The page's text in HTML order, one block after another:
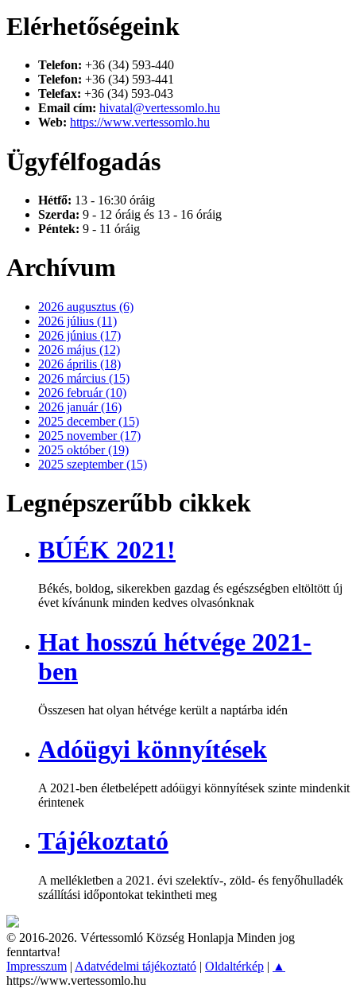
Elérhetőségeink
Telefon: +36 (34) 593-440
Telefon: +36 (34) 593-441
Telefax: +36 (34) 593-043
Email cím: hivatal@vertessomlo.hu
Web: https://www.vertessomlo.hu
Ügyfélfogadás
Hétfő: 13 - 16:30 óráig
Szerda: 9 - 12 óráig és 13 - 16 óráig
Péntek: 9 - 11 óráig
Archívum
2026 augusztus (6)
2026 július (11)
2026 június (17)
2026 május (12)
2026 április (18)
2026 március (15)
2026 február (10)
2026 január (16)
2025 december (15)
2025 november (17)
2025 október (19)
2025 szeptember (15)
Legnépszerűbb cikkek
BÚÉK 2021!
Békés, boldog, sikerekben gazdag és egészségben eltöltött új
évet kívánunk minden kedves olvasónknak
Hat hosszú hétvége 2021-
ben
Összesen hat olyan hétvége került a naptárba idén
Adóügyi könnyítések
A 2021-ben életbelépett adóügyi könnyítések szinte mindenkit
érintenek
Tájékoztató
A mellékletben a 2021. évi szelektív-, zöld- és fenyőhulladék
szállítási időpontokat tekintheti meg
© 2016-2026. Vértessomló Község Honlapja Minden jog
fenntartva!
Impresszum | Adatvédelmi tájékoztató | Oldaltérkép | ▲
https://www.vertessomlo.hu